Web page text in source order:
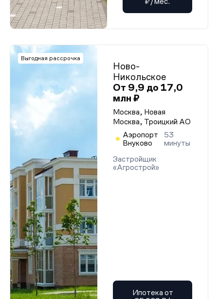
Выгодная рассрочка
Ново-
Никольское
От 9,9 до 17,0
млн ₽
Москва, Новая
Москва, Троицкий АО
Аэропорт
Внуково
53
минуты
Застройщик
«Агрострой»
Ипотека от